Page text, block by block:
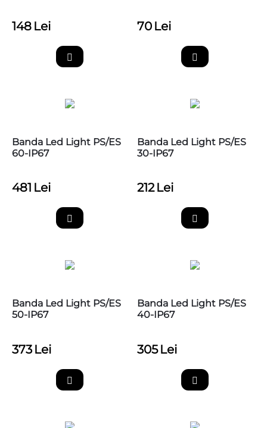
148 Lei 70 Lei
Banda Led Light PS/ES
60-IP67
481 Lei
Banda Led Light PS/ES
30-IP67
212 Lei
Banda Led Light PS/ES
50-IP67
373 Lei
Banda Led Light PS/ES
40-IP67
305 Lei